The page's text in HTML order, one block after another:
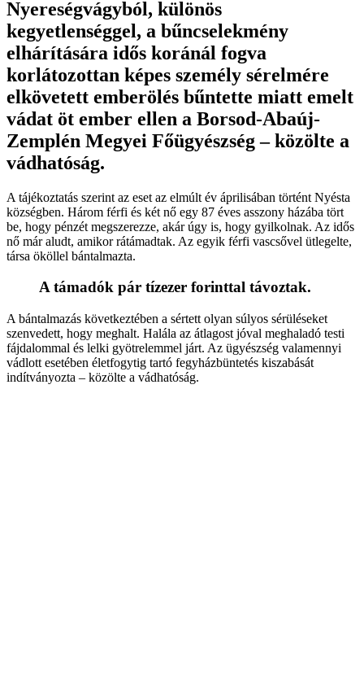
Nyereségvágyból, különös
kegyetlenséggel, a bűncselekmény
elhárítására idős koránál fogva
korlátozottan képes személy sérelmére
elkövetett emberölés bűntette miatt emelt
vádat öt ember ellen a Borsod-Abaúj-
Zemplén Megyei Főügyészség – közölte a
vádhatóság.
A tájékoztatás szerint az eset az elmúlt év áprilisában történt Nyésta
községben. Három férfi és két nő egy 87 éves asszony házába tört
be, hogy pénzét megszerezze, akár úgy is, hogy gyilkolnak. Az idős
nő már aludt, amikor rátámadtak. Az egyik férfi vascsővel ütlegelte,
társa ököllel bántalmazta.
A támadók pár tízezer forinttal távoztak.
A bántalmazás következtében a sértett olyan súlyos sérüléseket
szenvedett, hogy meghalt. Halála az átlagost jóval meghaladó testi
fájdalommal és lelki gyötrelemmel járt. Az ügyészség valamennyi
vádlott esetében életfogytig tartó fegyházbüntetés kiszabását
indítványozta – közölte a vádhatóság.